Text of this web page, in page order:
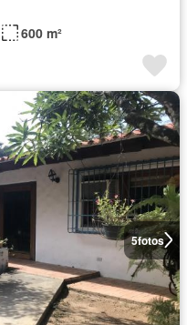
600 m²
5fotos